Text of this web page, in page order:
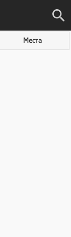
Места